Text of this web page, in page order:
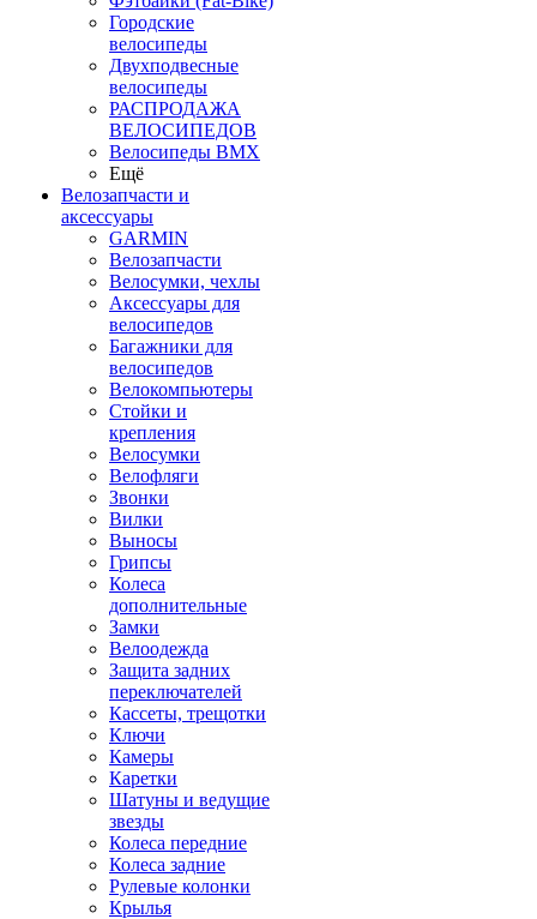
Городские
велосипеды
Двухподвесные
велосипеды
РАСПРОДАЖА
ВЕЛОСИПЕДОВ
Велосипеды BMX
Ещё
Велозапчасти и
аксессуары
GARMIN
Велозапчасти
Велосумки, чехлы
Аксессуары для
велосипедов
Багажники для
велосипедов
Велокомпьютеры
Стойки и
крепления
Велосумки
Велофляги
Звонки
Вилки
Выносы
Грипсы
Колеса
дополнительные
Замки
Велоодежда
Защита задних
переключателей
Кассеты, трещотки
Ключи
Камеры
Каретки
Шатуны и ведущие
звезды
Колеса передние
Колеса задние
Рулевые колонки
Крылья